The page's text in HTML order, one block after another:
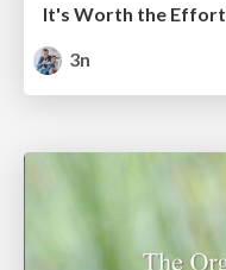
It's Worth the Effort
3n